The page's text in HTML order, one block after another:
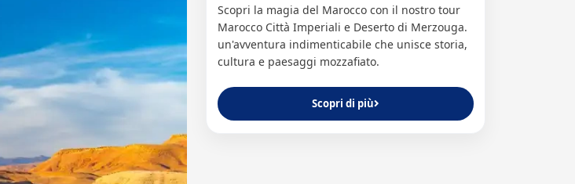
Scopri la magia del Marocco con il nostro tour
Marocco Città Imperiali e Deserto di Merzouga.
un'avventura indimenticabile che unisce storia,
cultura e paesaggi mozzafiato.
Scopri di più